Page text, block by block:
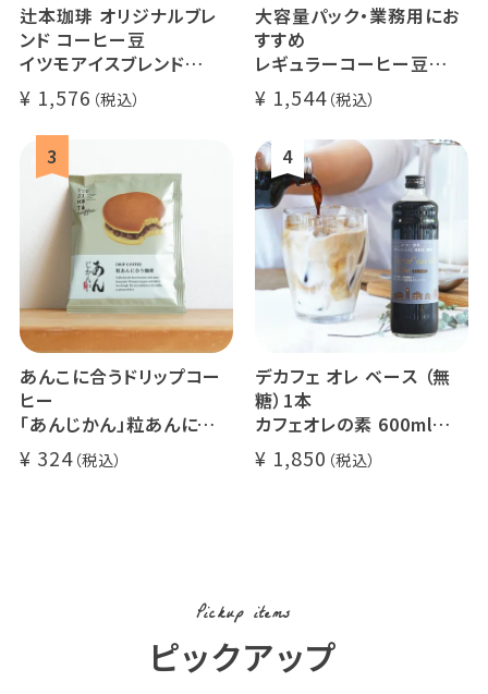
辻本珈琲 オリジナルブレ
ンド コーヒー豆
イツモアイスブレンド
500g
アイスコーヒーにオススメ
大容量 毎日のコーヒーに
業務用 水出
煎りたて 新鮮コーヒー豆
自家焙煎
1,576
大容量パック・業務用にお
すすめ
レギュラーコーヒー豆
イツモブレンド 500g
1,544
あんこに合うドリップコー
ヒー
「あんじかん」粒あんに合う
珈琲 1杯分
324
デカフェ オレ ベース （無
糖）1本
カフェオレの素 600ml
瓶タイプ 4~5倍希釈 / 砂
糖不使用
1,850
Pickup items
ピックアップ